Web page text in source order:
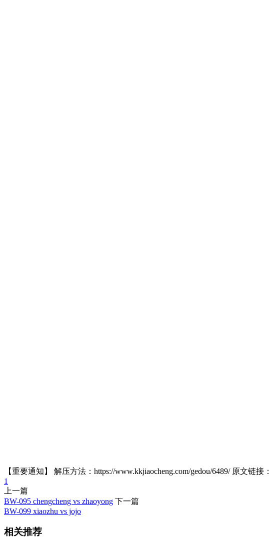
【重要通知】 解压方法：https://www.kkjiaocheng.com/gedou/6489/ 原文链接：
1
上一篇
BW-095 chengcheng vs zhaoyong 下一篇
BW-099 xiaozhu vs jojo
相关推荐